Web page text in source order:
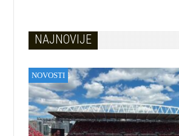
NAJNOVIJE
NOVOSTI